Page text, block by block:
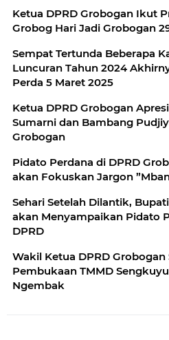
Ketua DPRD Grobogan Ikut
Grobog Hari Jadi Grobogan
Sempat Tertunda Beberapa
Luncuran Tahun 2024
Perda 5 Maret 2025
Ketua DPRD Grobogan
Sumarni dan Bambang
Grobogan
Pidato Perdana di DPRD
akan Fokuskan Jargon
Sehari Setelah Dilantik,
akan Menyampaikan Pidato
DPRD
Wakil Ketua DPRD Grobogan
Pembukaan TMMD
Ngembak